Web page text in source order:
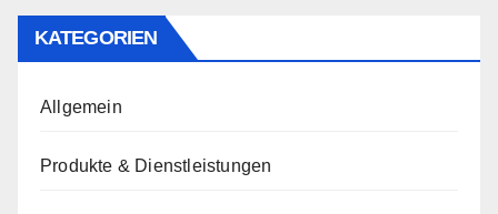
KATEGORIEN
Allgemein
Produkte & Dienstleistungen